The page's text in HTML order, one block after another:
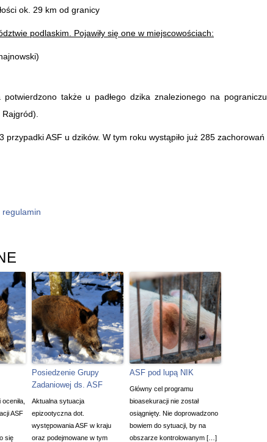
ok. 29 km od granicy
podlaskim. Pojawiły się one w miejscowościach:
także u padłego dzika znalezionego na pograniczu
ASF u dzików. W tym roku wystąpiło już 285 zachorowań
regulamin
ASF
się
Posiedzenie Grupy
Zadaniowej ds. ASF
Aktualna sytuacja
epizootyczna dot.
występowania ASF w kraju
oraz podejmowane w tym
ASF pod lupą NIK
Główny cel programu
bioasekuracji nie został
osiągnięty. Nie doprowadzono
bowiem do sytuacji, by na
obszarze kontrolowanym […]